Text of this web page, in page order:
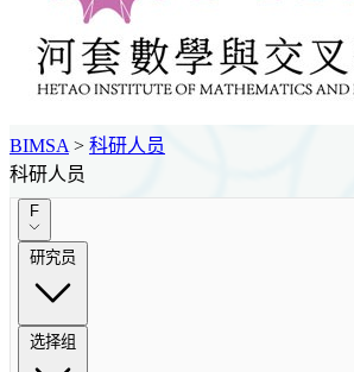
BIMSA > 科研人员
科研人员
F
研究员
选择组